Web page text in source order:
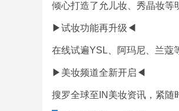
倾心打造了允儿妆、秀晶妆等
▶试妆功能再升级◀
在线试遍YSL、阿玛尼、兰蔻
▶美妆频道全新开启◀
搜罗全球至IN美妆资讯，紧随